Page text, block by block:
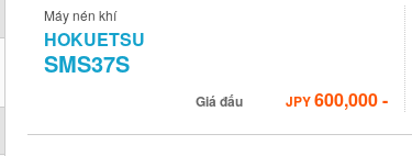
Máy nén khí
HOKUETSU
SMS37S
Giá đấu JPY600,000-